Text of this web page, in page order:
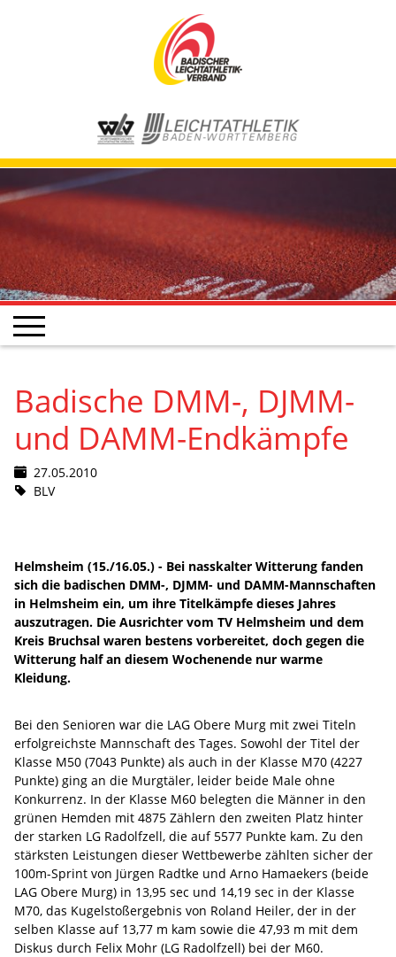
Badische DMM-, DJMM-
und DAMM-Endkämpfe
27.05.2010
BLV
Helmsheim (15./16.05.) - Bei nasskalter Witterung fanden
sich die badischen DMM-, DJMM- und DAMM-Mannschaften
in Helmsheim ein, um ihre Titelkämpfe dieses Jahres
auszutragen. Die Ausrichter vom TV Helmsheim und dem
Kreis Bruchsal waren bestens vorbereitet, doch gegen die
Witterung half an diesem Wochenende nur warme
Kleidung.
Bei den Senioren war die LAG Obere Murg mit zwei Titeln
erfolgreichste Mannschaft des Tages. Sowohl der Titel der
Klasse M50 (7043 Punkte) als auch in der Klasse M70 (4227
Punkte) ging an die Murgtäler, leider beide Male ohne
Konkurrenz. In der Klasse M60 belegten die Männer in den
grünen Hemden mit 4875 Zählern den zweiten Platz hinter
der starken LG Radolfzell, die auf 5577 Punkte kam. Zu den
stärksten Leistungen dieser Wettbewerbe zählten sicher der
100m-Sprint von Jürgen Radtke und Arno Hamaekers (beide
LAG Obere Murg) in 13,95 sec und 14,19 sec in der Klasse
M70, das Kugelstoßergebnis von Roland Heiler, der in der
selben Klasse auf 13,77 m kam sowie die 47,93 m mit dem
Diskus durch Felix Mohr (LG Radolfzell) bei der M60.